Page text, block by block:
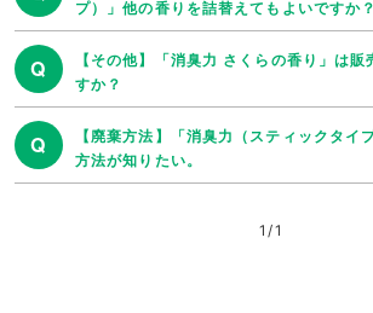
プ）」他の香りを詰替えてもよいですか？
Q
【その他】「消臭力 さくらの香り」は販
すか？
Q
【廃棄方法】「消臭力（スティックタイ
方法が知りたい。
1 /1